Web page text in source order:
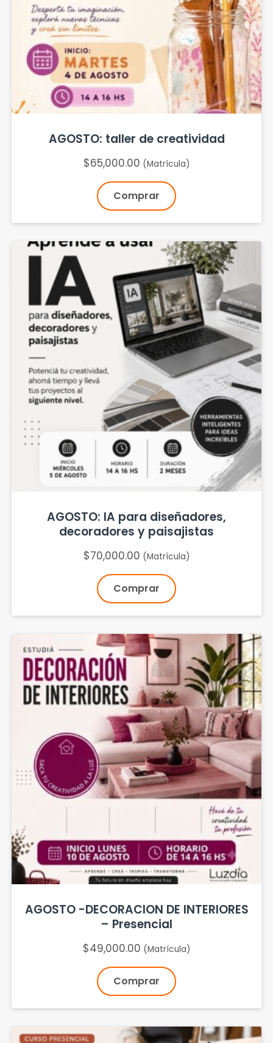
AGOSTO: taller de creatividad
$65,000.00 (Matrícula)
Comprar
AGOSTO: IA para diseñadores,
decoradores y paisajistas
$70,000.00 (Matrícula)
Comprar
AGOSTO -DECORACION DE INTERIORES
– Presencial
$49,000.00 (Matrícula)
Comprar